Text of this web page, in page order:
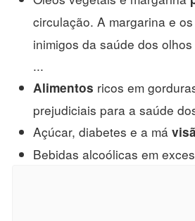
circulação. A margarina e
inimigos da saúde dos
...
Alimentos ricos em
prejudiciais para a saúde
Açúcar, diabetes e a má
Bebidas alcoólicas em